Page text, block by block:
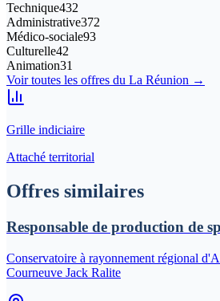
Technique432
Administrative372
Médico-sociale93
Culturelle42
Animation31
Voir toutes les offres du La Réunion →
Grille indiciaire
Attaché territorial
Offres similaires
Responsable de production de
Conservatoire à rayonnement régional
Courneuve Jack Ralite